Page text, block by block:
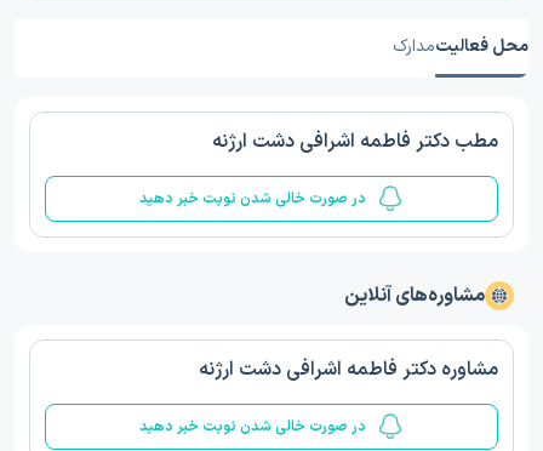
محل فعالیتمدارک
مطب دکتر فاطمه اشرافی دشت ارژنه
در صورت خالی شدن نوبت خبر دهید
مشاوره‌های آنلاین
مشاوره دکتر فاطمه اشرافی دشت ارژنه
در صورت خالی شدن نوبت خبر دهید